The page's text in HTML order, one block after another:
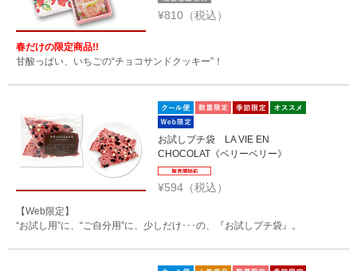
¥810（税込）
春だけの限定商品!!
甘酸っぱい、いちごの“チョコサンドクッキー”！
お試しプチ袋 LA VIE EN
CHOCOLAT《ベリーベリー》
¥594（税込）
【Web限定】
“お試し用”に、“ご自分用”に、少しだけ･･･の、『お試しプチ袋』。